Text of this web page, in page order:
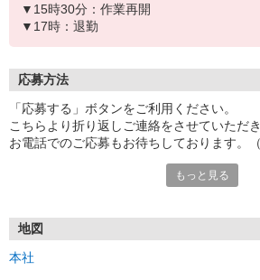
▼15時30分：作業再開
▼17時：退勤
応募方法
「応募する」ボタンをご利用ください。
こちらより折り返しご連絡をさせていただき
お電話でのご応募もお待ちしております。
不明点などわからない事や少しでも転職を
お願い申し上げます。
もっと見る
地図
本社